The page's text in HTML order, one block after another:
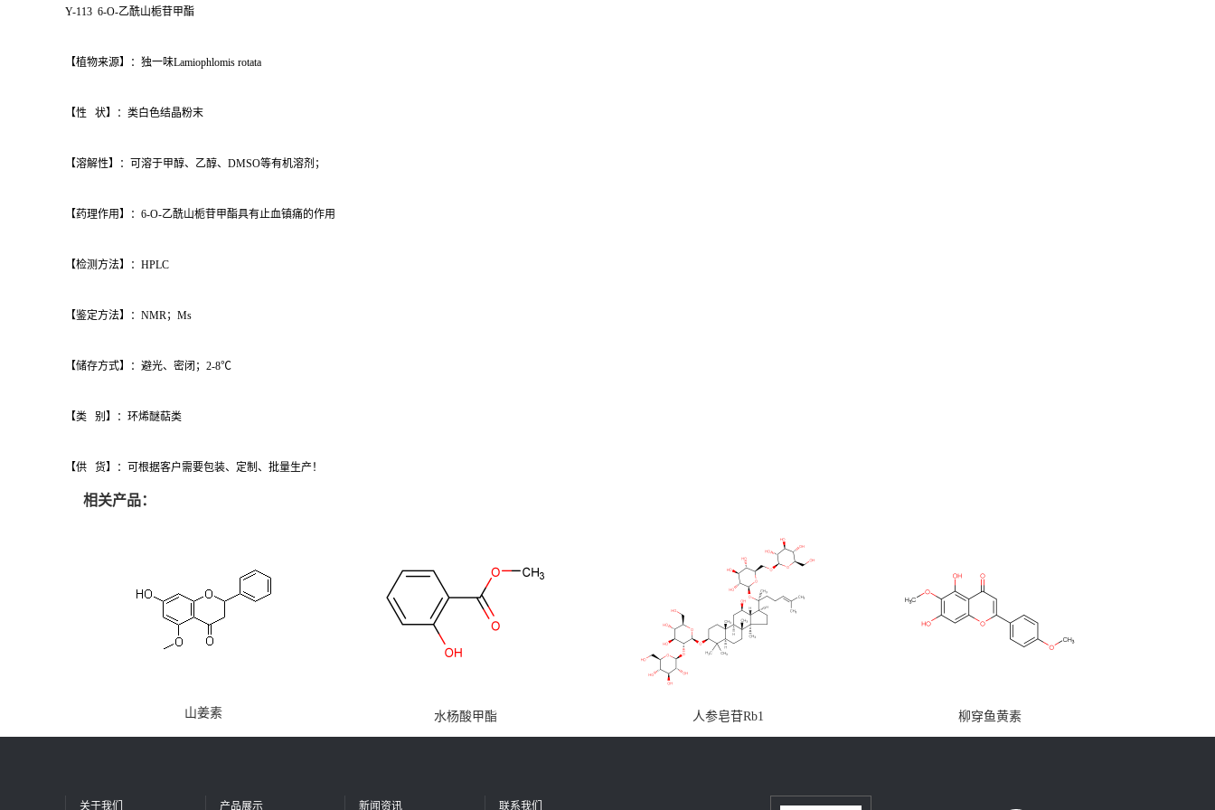
Y-113 6-O-乙酰山栀苷甲酯
【植物来源】：独一味Lamiophlomis rotata
【性 状】：类白色结晶粉末
【溶解性】：可溶于甲醇、乙醇、DMSO等有机溶剂；
【药理作用】：6-O-乙酰山栀苷甲酯具有止血镇痛的作用
【检测方法】：HPLC
【鉴定方法】：NMR；Ms
【储存方式】：避光、密闭；2-8℃
【类 别】：环烯醚萜类
【供 货】：可根据客户需要包装、定制、批量生产！
相关产品：
山姜素 水杨酸甲酯 人参皂苷Rb1 柳穿鱼黄素
关于我们 产品展示 新闻资讯 联系我们